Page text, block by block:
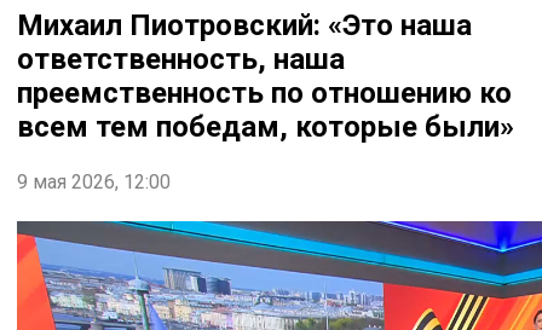
Михаил Пиотровский: «Это наша
ответственность, наша
преемственность по отношению ко
всем тем победам, которые были»
9 мая 2026, 12:00